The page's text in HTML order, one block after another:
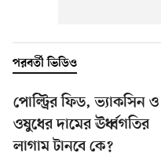
পরবর্তী ভিডিও
পোল্ট্রির ফিড, ভ্যাকসিন ও
ওষুধের দামের ঊর্ধ্বগতির
লাগাম টানবে কে?